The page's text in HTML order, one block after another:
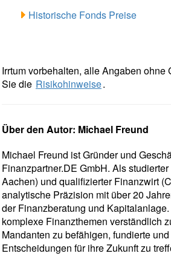
Historische Fonds Preise
Irrtum vorbehalten, alle Angaben ohne
Sie die Risikohinweise.
Über den Autor: Michael Freund
Michael Freund ist Gründer und
Finanzpartner.DE GmbH. Als
Aachen) und qualifizierter Finanzwirt
analytische Präzision mit über 20
der Finanzberatung und
komplexe Finanzthemen verständlich
Mandanten zu befähigen, fundierte
Entscheidungen für ihre Zukunft zu